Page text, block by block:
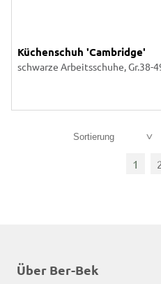
Küchenschuh 'Cambridge'
schwarze Arbeitsschuhe, Gr.38-
Sortierung
1
Über Ber-Bek